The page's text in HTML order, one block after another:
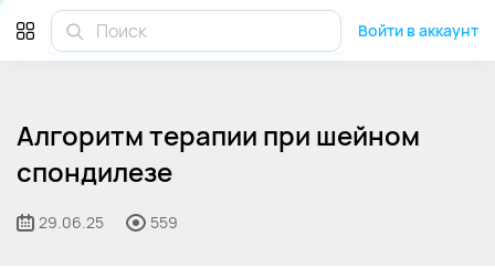
Войти в аккаунт
Алгоритм терапии при шейном
спондилезе
29.06.25 559